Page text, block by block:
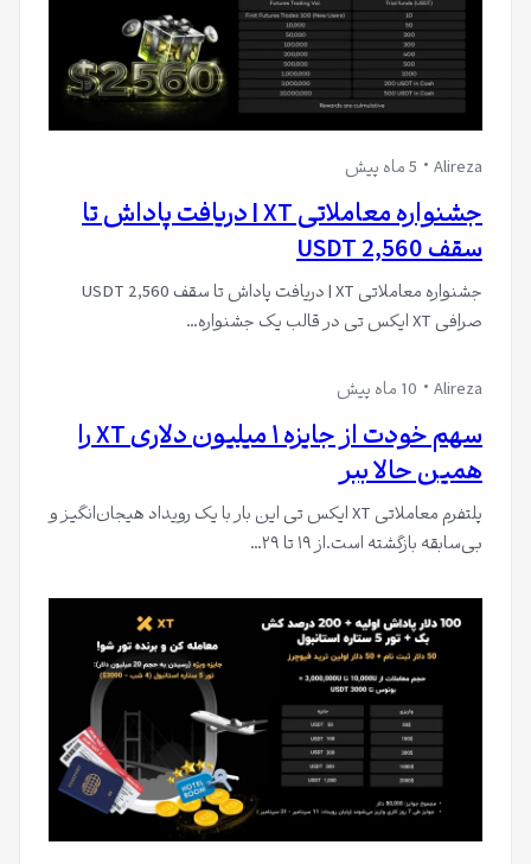
Alireza 5 ماه پیش
جشنواره معاملاتی XT | دریافت پاداش تا
سقف 2,560 USDT
جشنواره معاملاتی XT | دریافت پاداش تا سقف 2,560 USDT
صرافی XT ایکس تی در قالب یک جشنواره…
Alireza 10 ماه پیش
سهم خودت از جایزه ۱ میلیون دلاری XT را
همین حالا ببر
پلتفرم معاملاتی XT ایکس تی این بار با یک رویداد هیجان‌انگیز و
بی‌سابقه بازگشته است.از ۱۹ تا ۲۹…